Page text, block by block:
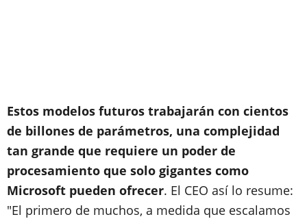
Estos modelos futuros trabajarán con cientos
de billones de parámetros, una complejidad
tan grande que requiere un poder de
procesamiento que solo gigantes como
Microsoft pueden ofrecer. El CEO así lo resume:
"El primero de muchos, a medida que escalamos